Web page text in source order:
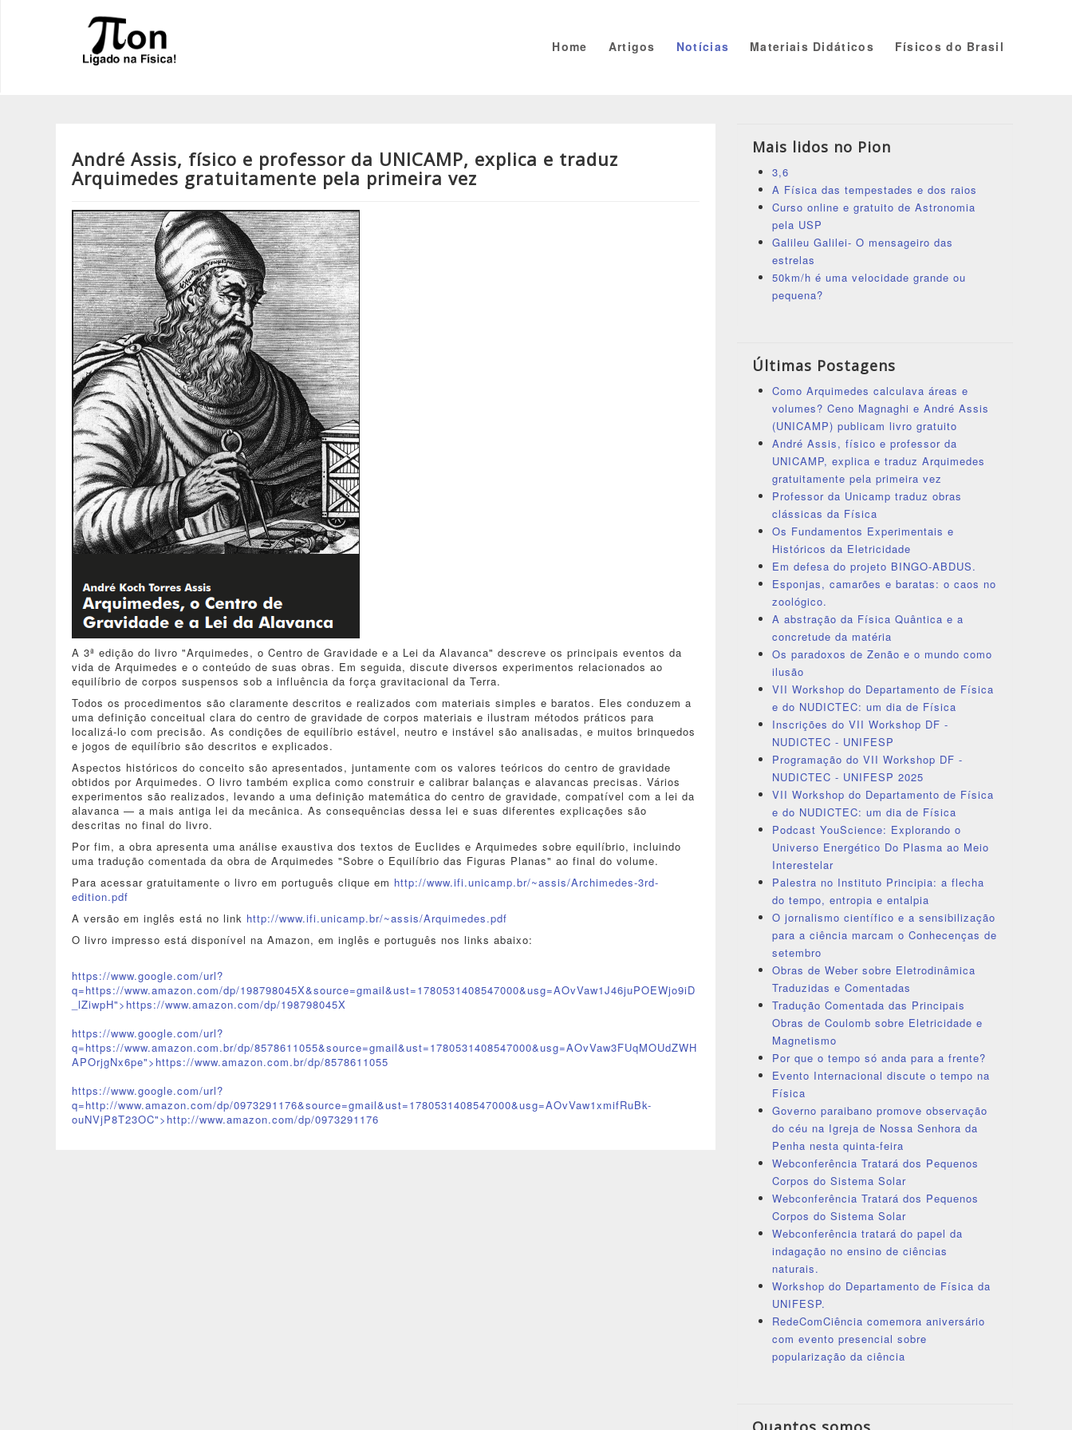
Home Artigos Notícias Materiais Didáticos Físicos do Brasil
André Assis, físico e professor da UNICAMP, explica e traduz
Arquimedes gratuitamente pela primeira vez
A 3ª edição do livro "Arquimedes, o Centro de Gravidade e a Lei da Alavanca" descreve os principais eventos da
vida de Arquimedes e o conteúdo de suas obras. Em seguida, discute diversos experimentos relacionados ao
equilíbrio de corpos suspensos sob a influência da força gravitacional da Terra.
Todos os procedimentos são claramente descritos e realizados com materiais simples e baratos. Eles conduzem a
uma definição conceitual clara do centro de gravidade de corpos materiais e ilustram métodos práticos para
localizá-lo com precisão. As condições de equilíbrio estável, neutro e instável são analisadas, e muitos brinquedos
e jogos de equilíbrio são descritos e explicados.
Aspectos históricos do conceito são apresentados, juntamente com os valores teóricos do centro de gravidade
obtidos por Arquimedes. O livro também explica como construir e calibrar balanças e alavancas precisas. Vários
experimentos são realizados, levando a uma definição matemática do centro de gravidade, compatível com a lei da
alavanca — a mais antiga lei da mecânica. As consequências dessa lei e suas diferentes explicações são
descritas no final do livro.
Por fim, a obra apresenta uma análise exaustiva dos textos de Euclides e Arquimedes sobre equilíbrio, incluindo
uma tradução comentada da obra de Arquimedes "Sobre o Equilíbrio das Figuras Planas" ao final do volume.
Para acessar gratuitamente o livro em português clique em http://www.ifi.unicamp.br/~assis/Archimedes-3rd-
edition.pdf
A versão em inglês está no link http://www.ifi.unicamp.br/~assis/Arquimedes.pdf
O livro impresso está disponível na Amazon, em inglês e português nos links abaixo:
https://www.google.com/url?
q=https://www.amazon.com/dp/198798045X&source=gmail&ust=1780531408547000&usg=AOvVaw1J46juPOEWjo9iD
_lZiwpH">https://www.amazon.com/dp/198798045X
https://www.google.com/url?
q=https://www.amazon.com.br/dp/8578611055&source=gmail&ust=1780531408547000&usg=AOvVaw3FUqMOUdZWH
APOrjgNx6pe">https://www.amazon.com.br/dp/8578611055
https://www.google.com/url?
q=http://www.amazon.com/dp/0973291176&source=gmail&ust=1780531408547000&usg=AOvVaw1xmifRuBk-
ouNVjP8T23OC">http://www.amazon.com/dp/0973291176
Mais lidos no Pion
3,6
A Física das tempestades e dos raios
Curso online e gratuito de Astronomia
pela USP
Galileu Galilei- O mensageiro das
estrelas
50km/h é uma velocidade grande ou
pequena?
Últimas Postagens
Como Arquimedes calculava áreas e
volumes? Ceno Magnaghi e André Assis
(UNICAMP) publicam livro gratuito
André Assis, físico e professor da
UNICAMP, explica e traduz Arquimedes
gratuitamente pela primeira vez
Professor da Unicamp traduz obras
clássicas da Física
Os Fundamentos Experimentais e
Históricos da Eletricidade
Em defesa do projeto BINGO-ABDUS.
Esponjas, camarões e baratas: o caos no
zoológico.
A abstração da Física Quântica e a
concretude da matéria
Os paradoxos de Zenão e o mundo como
ilusão
VII Workshop do Departamento de Física
e do NUDICTEC: um dia de Física
Inscrições do VII Workshop DF -
NUDICTEC - UNIFESP
Programação do VII Workshop DF -
NUDICTEC - UNIFESP 2025
VII Workshop do Departamento de Física
e do NUDICTEC: um dia de Física
Podcast YouScience: Explorando o
Universo Energético Do Plasma ao Meio
Interestelar
Palestra no Instituto Principia: a flecha
do tempo, entropia e entalpia
O jornalismo científico e a sensibilização
para a ciência marcam o Conhecenças de
setembro
Obras de Weber sobre Eletrodinâmica
Traduzidas e Comentadas
Tradução Comentada das Principais
Obras de Coulomb sobre Eletricidade e
Magnetismo
Por que o tempo só anda para a frente?
Evento Internacional discute o tempo na
Física
Governo paraibano promove observação
do céu na Igreja de Nossa Senhora da
Penha nesta quinta-feira
Webconferência Tratará dos Pequenos
Corpos do Sistema Solar
Webconferência Tratará dos Pequenos
Corpos do Sistema Solar
Webconferência tratará do papel da
indagação no ensino de ciências
naturais.
Workshop do Departamento de Física da
UNIFESP.
RedeComCiência comemora aniversário
com evento presencial sobre
popularização da ciência